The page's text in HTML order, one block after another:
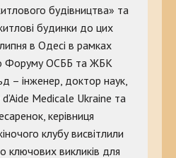
будівництва» та
будинки до цих
в Одесі в рамках
Форуму ОСББ та ЖБК
– інженер, доктор наук,
Medicale Ukraine та
керівниця
клубу висвітлили
ключових викликів для